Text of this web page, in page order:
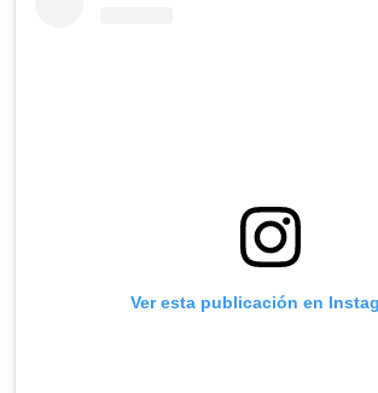
Ver esta publicación en